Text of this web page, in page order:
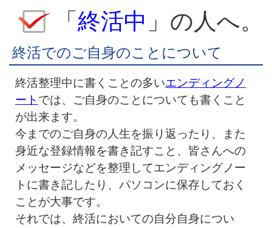
「 終活中 」の人へ。
終活でのご自身のことについて
終活整理中に書くことの多いエンディングノ
ート では、ご自身のことについても書くこと
が出来ます。
今までのご自身の人生を振り返ったり、また
身近な登録情報を書き記すこと、皆さんへの
メッセージなどを整理してエンディングノー
トに書き記したり、パソコンに保存しておく
ことが大事です。
それでは、終活においての自分自身につい